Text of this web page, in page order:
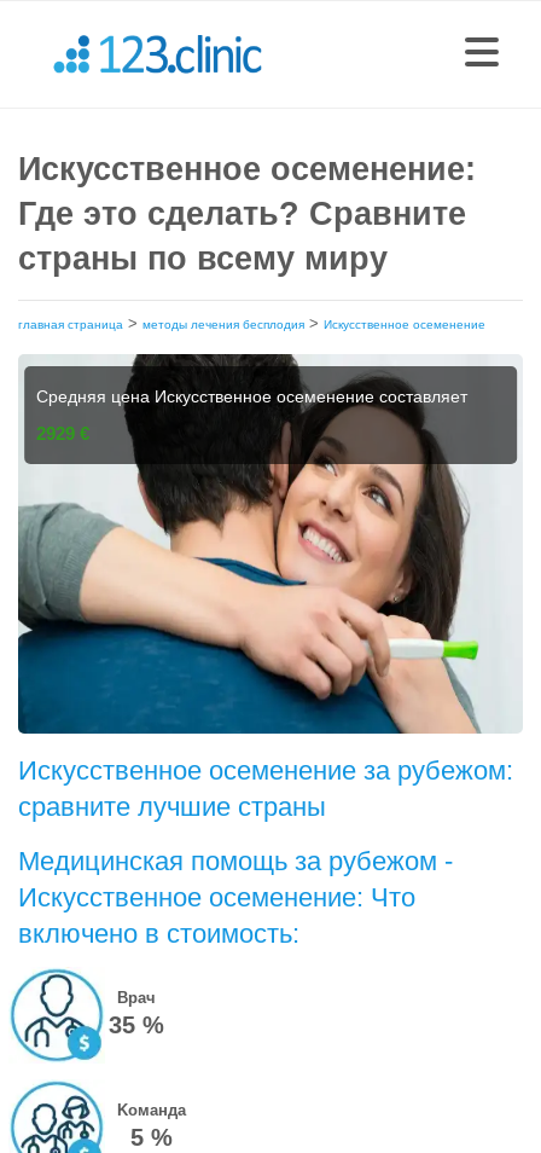
Искусственное осеменение:
Где это сделать? Сравните
страны по всему миру
главная страница > методы лечения бесплодия > Искусственное осеменение
Средняя цена Искусственное осеменение составляет
2929 €
Искусственное осеменение за рубежом:
сравните лучшие страны
Медицинская помощь за рубежом -
Искусственное осеменение: Что
включено в стоимость:
Врач
35 %
Kоманда
5 %